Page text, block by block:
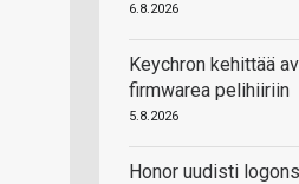
6.8.2026
Keychron kehittää
firmwarea pelihiiriin
5.8.2026
Honor uudisti